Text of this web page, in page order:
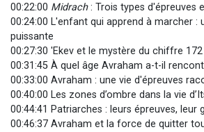
00:22:00 Midrach: Trois types d'épreuves
00:24:00 L'enfant qui apprend à marcher :
puissante
00:27:30 'Ekev et le mystère du chiffre 172
00:31:45 À quel âge Avraham a-t-il
00:33:00 Avraham : une vie d'épreuves
00:40:00 Les zones d’ombre dans la vie
00:44:41 Patriarches : leurs épreuves, leur
00:46:37 Avraham et la force de quitter